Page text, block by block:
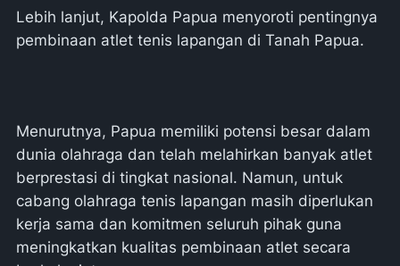
Lebih lanjut, Kapolda Papua menyoroti pentingnya
pembinaan atlet tenis lapangan di Tanah Papua.
Menurutnya, Papua memiliki potensi besar dalam
dunia olahraga dan telah melahirkan banyak atlet
berprestasi di tingkat nasional. Namun, untuk
cabang olahraga tenis lapangan masih diperlukan
kerja sama dan komitmen seluruh pihak guna
meningkatkan kualitas pembinaan atlet secara